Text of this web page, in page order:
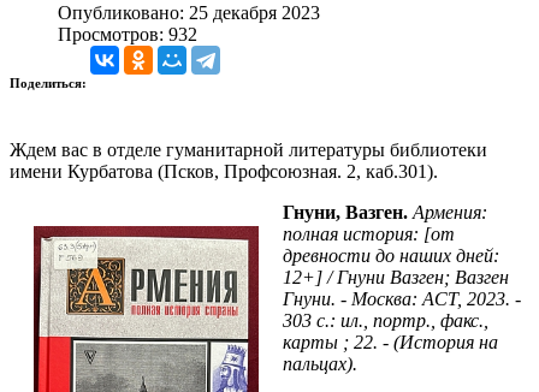
Опубликовано: 25 декабря 2023
Просмотров: 932
Поделиться:
Ждем вас в отделе гуманитарной литературы библиотеки
имени Курбатова (Псков, Профсоюзная. 2, каб.301).
Гнуни, Вазген. Армения:
полная история: [от
древности до наших дней:
12+] / Гнуни Вазген; Вазген
Гнуни. - Москва: АСТ, 2023. -
303 с.: ил., портр., факс.,
карты ; 22. - (История на
пальцах).